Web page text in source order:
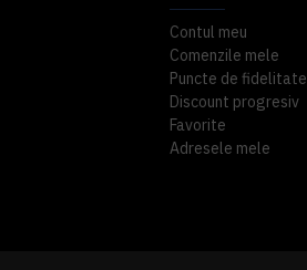
Contul meu
Comenzile mele
Puncte de fidelitate
Discount progresiv
Favorite
Adresele mele